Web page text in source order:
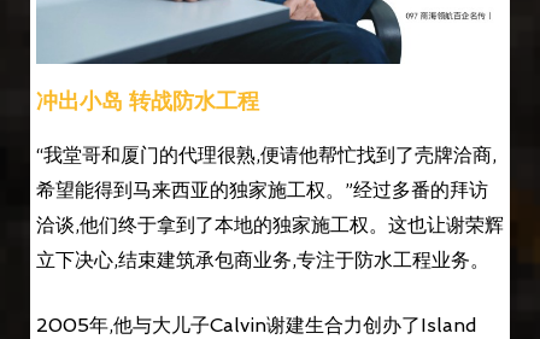
冲出小岛 转战防水工程
“我堂哥和厦门的代理很熟,便请他帮忙找到了壳牌洽商,
希望能得到马来西亚的独家施工权。”经过多番的拜访
洽谈,他们终于拿到了本地的独家施工权。这也让谢荣辉
立下决心,结束建筑承包商业务,专注于防水工程业务。
2005年,他与大儿子Calvin谢建生合力创办了Island